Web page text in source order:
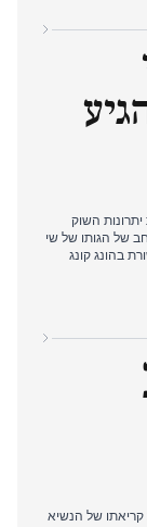
כאשר מאמצי החילוץ נמשכו ורשויות הונג קונג הודיעו על קרן בסך 300
השוק
של הגותו של שי
בהונג קונג
המוקדמות, מניין
אישרו אזעקות
למלחמה
של הנשיא